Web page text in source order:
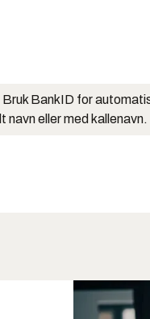
BankID for
navn eller med kallenavn.